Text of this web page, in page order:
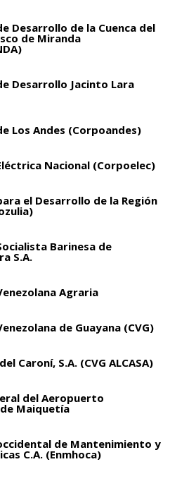
Desarrollo de la Cuenca del
de Miranda
Desarrollo Jacinto Lara
Los Andes (Corpoandes)
Nacional (Corpoelec)
el Desarrollo de la Región
Barinesa de
S.A.
Agraria
de Guayana (CVG)
Caroní, S.A. (CVG ALCASA)
del Aeropuerto
Maiquetía
de Mantenimiento y
C.A. (Enmhoca)